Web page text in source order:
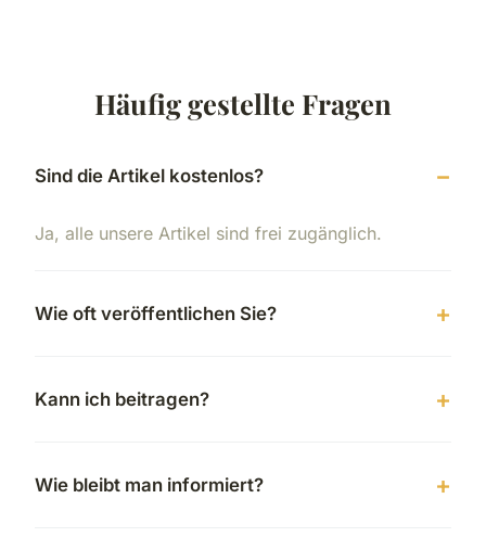
Häufig gestellte Fragen
Sind die Artikel kostenlos?
Ja, alle unsere Artikel sind frei zugänglich.
Wie oft veröffentlichen Sie?
Kann ich beitragen?
Wie bleibt man informiert?